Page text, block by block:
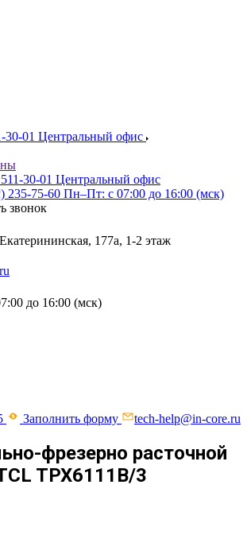
30-01 Центральный офис
30-01 Центральный офис
235-75-60 Пн–Пт: с 07:00 до 16:00 (мск)
звонок
177а, ​1-2 этаж
до 16:00 (мск)
Заполнить форму tech-help@in-core.ru
фрезерно расточной
TPX6111В/3